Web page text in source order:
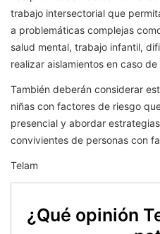
trabajo intersectorial que
a problemáticas complejas
salud mental, trabajo infantil,
realizar aislamientos en caso
También deberán considerar
niñas con factores de riesgo
presencial y abordar
convivientes de personas con
Telam
¿Qué opinión